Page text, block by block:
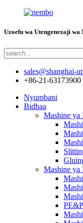
Uzoefu wa Utengenezaji wa
sales@shanghai-
+86-21-63173900
Nyumbani
Bidhaa
Mashine ya
Mashine ya